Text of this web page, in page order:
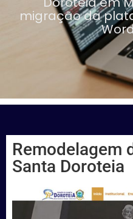
migração da
Remodelagem
Santa Doroteia